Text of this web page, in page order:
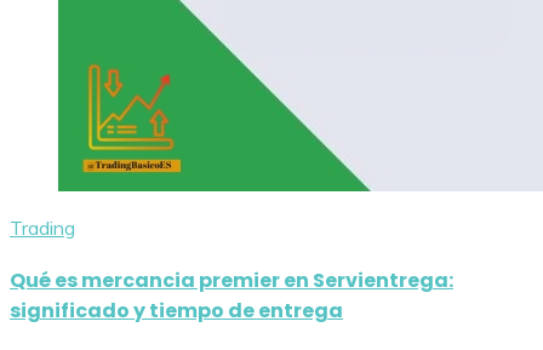
Trading
Qué es mercancia premier en Servientrega:
significado y tiempo de entrega